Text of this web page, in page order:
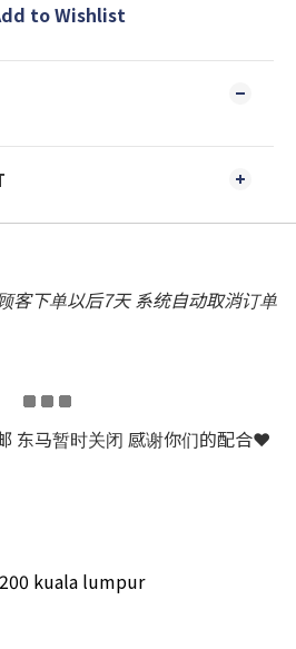
to Wishlist
客下单以后7天 系统自动取消订单
东马暂时关闭 感谢你们的配合❤
kuala lumpur